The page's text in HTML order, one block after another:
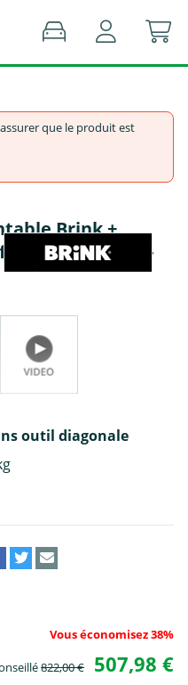
que le produit est
Brink +
13 broches -
outil diagonale
Vous économisez 38%
822,00 € 507,98 €